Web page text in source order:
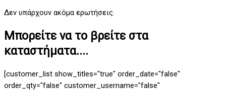
Δεν υπάρχουν ακόμα ερωτήσεις.
Μπορείτε να το βρείτε στα
καταστήματα....
[customer_list show_titles="true" order_date="false"
order_qty="false" customer_username="false"